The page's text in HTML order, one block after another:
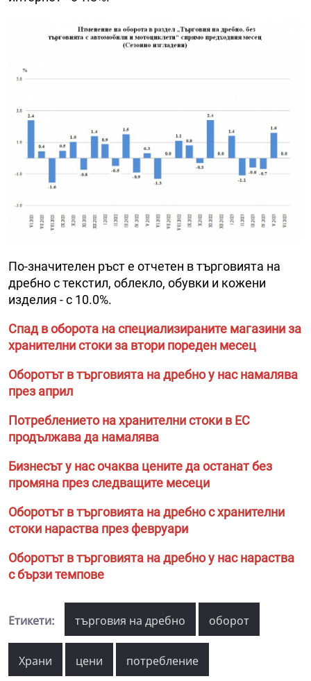
По-значителен ръст е отчетен в търговията на
дребно с текстил, облекло, обувки и кожени
изделия - с 10.0%.
Спад в оборота на специализираните магазини за
хранителни стоки за втори пореден месец
Оборотът в търговията на дребно у нас намалява
през април
Потреблението на хранителни стоки в ЕС
продължава да намалява
Бизнесът у нас очаква цените да останат без
промяна през следващите месеци
Оборотът в търговията на дребно с хранителни
стоки нараства през февруари
Оборотът в търговията на дребно у нас нараства
с бързи темпове
Етикети: търговия на дребно оборот
Храни цени потребление